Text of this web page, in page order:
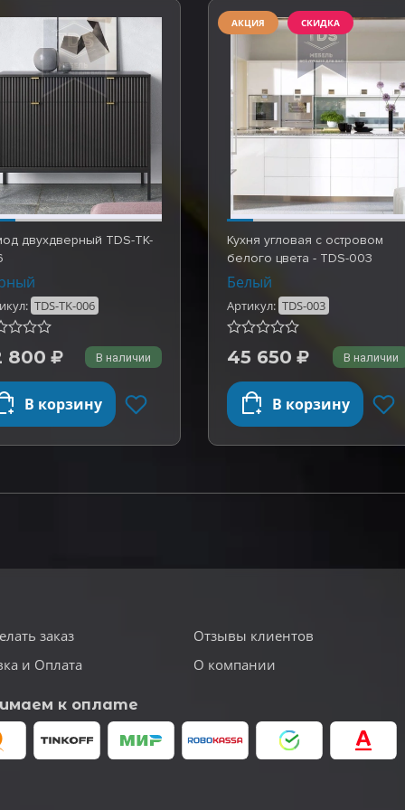
двухдверный TDS-TK-
TDS-TK-006
800 В наличии
В корзину
АКЦИЯ СКИДКА
Кухня угловая с островом
белого цвета - TDS-003
Белый
Артикул: TDS-003
45 650 В наличии
В корзину
заказ
и Оплата
Отзывы клиентов
О компании
к оплате